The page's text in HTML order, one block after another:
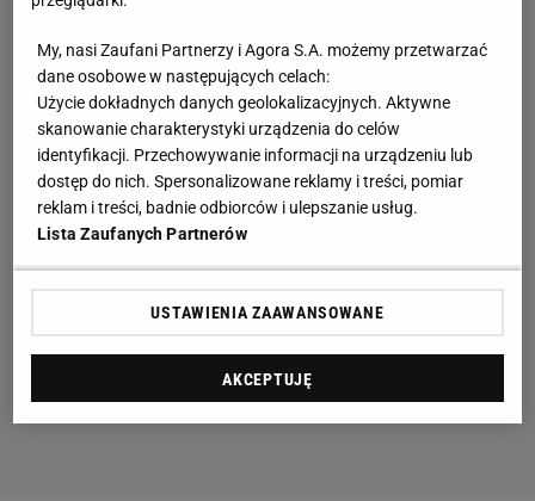
My, nasi Zaufani Partnerzy i Agora S.A. możemy przetwarzać
dane osobowe w następujących celach:
Użycie dokładnych danych geolokalizacyjnych. Aktywne
skanowanie charakterystyki urządzenia do celów
identyfikacji. Przechowywanie informacji na urządzeniu lub
dostęp do nich. Spersonalizowane reklamy i treści, pomiar
reklam i treści, badnie odbiorców i ulepszanie usług.
Lista Zaufanych Partnerów
USTAWIENIA ZAAWANSOWANE
AKCEPTUJĘ